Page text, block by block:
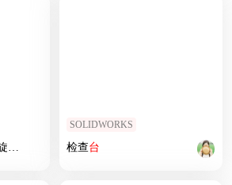
测试
SOLIDWORKS
检查台